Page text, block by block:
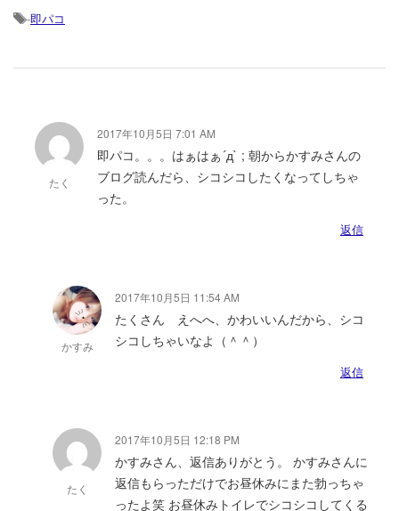
-即パコ
たく
2017年10月5日 7:01 AM
即パコ。。。はぁはぁ´д` ; 朝からかすみさんの
ブログ読んだら、シコシコしたくなってしちゃ
った。
返信
かすみ
2017年10月5日 11:54 AM
たくさん えへへ、かわいいんだから、シコ
シコしちゃいなよ（＾＾）
返信
たく
2017年10月5日 12:18 PM
かすみさん、返信ありがとう。 かすみさんに
返信もらっただけでお昼休みにまた勃っちゃ
ったよ笑 お昼休みトイレでシコシコしてくる